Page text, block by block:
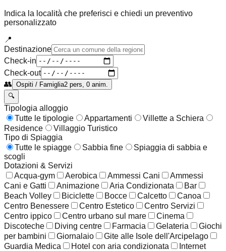
Indica la località che preferisci e chiedi un preventivo
personalizzato
📍
Destinazione
Check-in
Check-out
👥 Ospiti / Famiglia2 pers, 0 anim.
🔍
Tipologia alloggio
Tutte le tipologie
Appartamenti
Villette a Schiera
Residence
Villaggio Turistico
Tipo di Spiaggia
Tutte le spiagge
Sabbia fine
Spiaggia di sabbia e
scogli
Dotazioni & Servizi
Acqua-gym
Aerobica Ammessi Cani
Ammessi
Cani e Gatti
Animazione Aria Condizionata
Bar
Beach Volley
Biciclette Bocce Calcetto
Canoa
Centro Benessere
Centro Estetico
Centro Servizi
Centro ippico
Centro urbano sul mare
Cinema
Discoteche
Diving centre Farmacia Gelateria
Giochi
per bambini
Giornalaio
Gite alle Isole dell'Arcipelago
Guardia Medica
Hotel con aria condizionata
Internet